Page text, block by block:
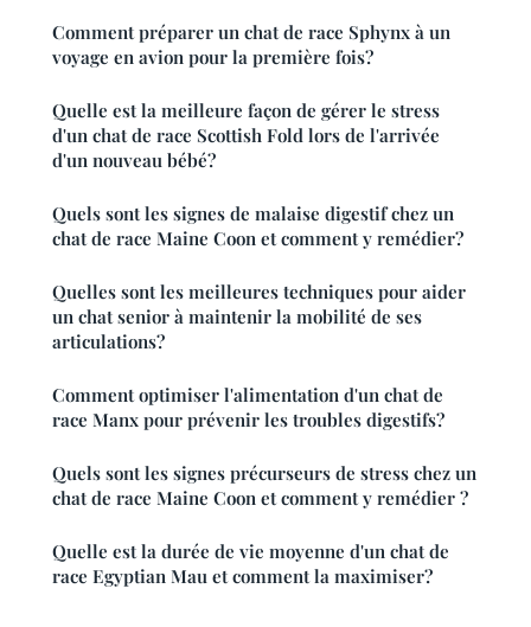
Comment préparer un chat de race Sphynx à un
voyage en avion pour la première fois?
Quelle est la meilleure façon de gérer le stress
d'un chat de race Scottish Fold lors de l'arrivée
d'un nouveau bébé?
Quels sont les signes de malaise digestif chez un
chat de race Maine Coon et comment y remédier?
Quelles sont les meilleures techniques pour aider
un chat senior à maintenir la mobilité de ses
articulations?
Comment optimiser l'alimentation d'un chat de
race Manx pour prévenir les troubles digestifs?
Quels sont les signes précurseurs de stress chez un
chat de race Maine Coon et comment y remédier ?
Quelle est la durée de vie moyenne d'un chat de
race Egyptian Mau et comment la maximiser?